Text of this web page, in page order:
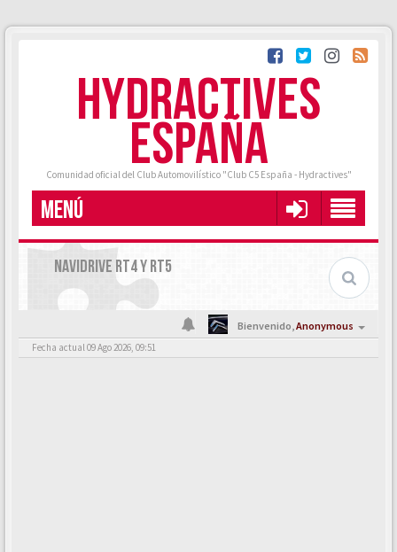
HYDRACTIVES
ESPAÑA
Comunidad oficial del Club Automovilístico "Club C5 España - Hydractives"
MENÚ
NAVIDRIVE RT4 Y RT5
Bienvenido,Anonymous
Fecha actual 09 Ago 2026, 09:51